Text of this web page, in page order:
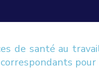
de santé au